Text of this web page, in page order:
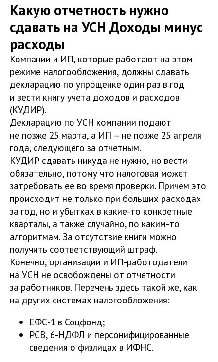
Какую отчетность нужно
сдавать на УСН Доходы минус
расходы
Компании и ИП, которые работают на этом
режиме налогообложения, должны сдавать
декларацию по упрощенке один раз в год
и вести книгу учета доходов и расходов
(КУДИР).
Декларацию по УСН компании подают
не позже 25 марта, а ИП — не позже 25 апреля
года, следующего за отчетным.
КУДИР сдавать никуда не нужно, но вести
обязательно, потому что налоговая может
затребовать ее во время проверки. Причем это
происходит не только при больших расходах
за год, но и убытках в какие-то конкретные
кварталы, а также случайно, по каким-то
алгоритмам. За отсутствие книги можно
получить соответствующий штраф.
Конечно, организации и ИП-работодатели
на УСН не освобождены от отчетности
за работников. Перечень здесь такой же, как
на других системах налогообложения:
ЕФС-1 в Соцфонд;
РСВ, 6-НДФЛ и персонифицированные
сведения о физлицах в ИФНС.